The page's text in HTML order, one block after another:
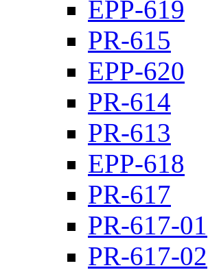
EPP-619
PR-615
EPP-620
PR-614
PR-613
EPP-618
PR-617
PR-617-01
PR-617-02